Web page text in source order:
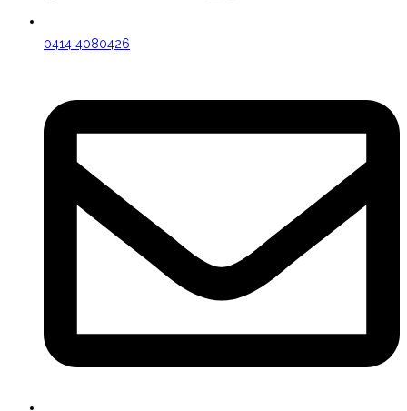
0414 4080426